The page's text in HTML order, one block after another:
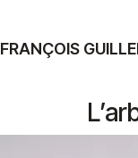
FRANÇOIS